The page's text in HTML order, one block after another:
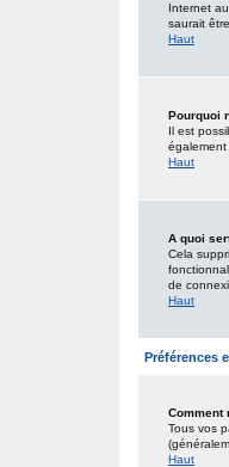
Internet
saurait
Haut
Pourquoi
Il est
également
Haut
A quoi
Cela
de
Haut
Préférences
Comment
Tous vos
Haut